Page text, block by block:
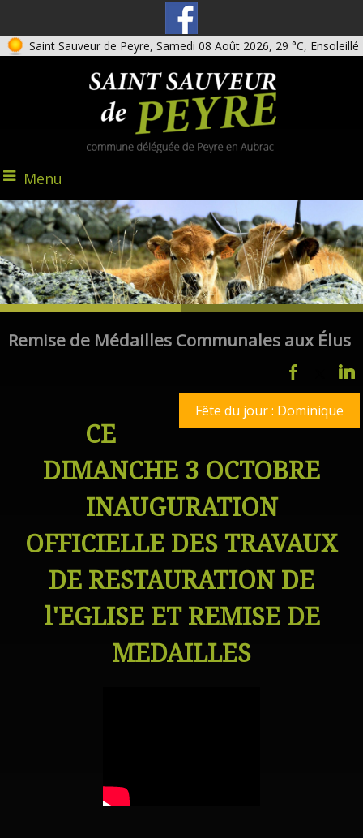
Saint Sauveur de Peyre, Samedi 08 Août 2026, 29 °C, Ensoleillé
Menu
Remise de Médailles Communales aux Élus
Fête du jour : Dominique
CE
DIMANCHE 3 OCTOBRE
INAUGURATION
OFFICIELLE DES TRAVAUX
DE RESTAURATION DE
l'EGLISE ET REMISE DE
MEDAILLES